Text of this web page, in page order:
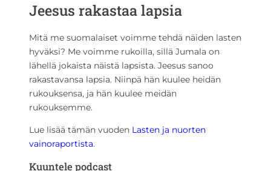
Jeesus rakastaa lapsia
Mitä me suomalaiset voimme tehdä näiden lasten
hyväksi? Me voimme rukoilla, sillä Jumala on
lähellä jokaista näistä lapsista. Jeesus sanoo
rakastavansa lapsia. Niinpä hän kuulee heidän
rukouksensa, ja hän kuulee meidän
rukouksemme.
Lue lisää tämän vuoden Lasten ja nuorten
vainoraportista.
Kuuntele podcast